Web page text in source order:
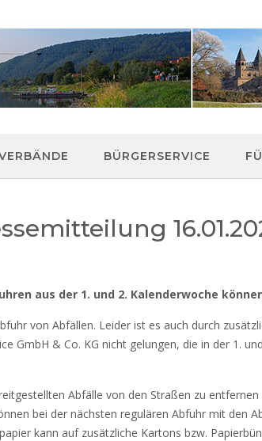
BÜRGERSERVICE
aus der 1. und 2. Kalenderwoche
von Abfällen. Leider ist es auch durch
GmbH & Co. KG nicht gelungen, die in der 1.
Abfälle von den Straßen zu
bei der nächsten regulären Abfuhr mit den
kann auf zusätzliche Kartons bzw.